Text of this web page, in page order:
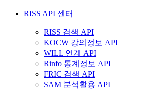
RISS API 센터
RISS 검색 API
KOCW 강의정보 API
WILL 연계 API
Rinfo 통계정보 API
FRIC 검색 API
SAM 분석활용 API